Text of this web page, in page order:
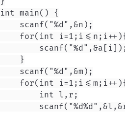
int main() {
    scanf("%d",&n);
    for(int i=1;i<=n;i++){
    }
    scanf("%d",&m);
    for(int i=1;i<=m;i++){
        int l,r;